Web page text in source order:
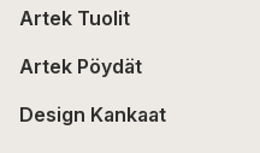
Artek Tuolit
Artek Pöydät
Design Kankaat